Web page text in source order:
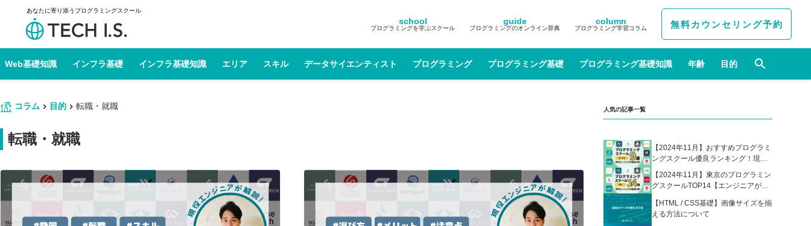
あなたに寄り添うプログラミングスクール
school
プログラミングを学ぶスクール
guide
プログラミングのオンライン辞典
column
プログラミング学習コラム 無料カウンセリング予約
Web基礎知識 インフラ基礎 インフラ基礎知識 エリア スキル データサイエンティスト プログラミング プログラミング基礎 プログラミング基礎知識 年齢 目的
コラム 目的 転職・就職
転職・就職
人気の記事一覧
【2024年11月】おすすめプログラミ
ングスクール優良ランキング！現役
エンジニアが選んだ人気プログラミ
ングスクールの比較表あり
【2024年11月】東京のプログラミン
グスクールTOP14【エンジニアが厳
【HTML / CSS基礎】画像サイズを揃
える方法について